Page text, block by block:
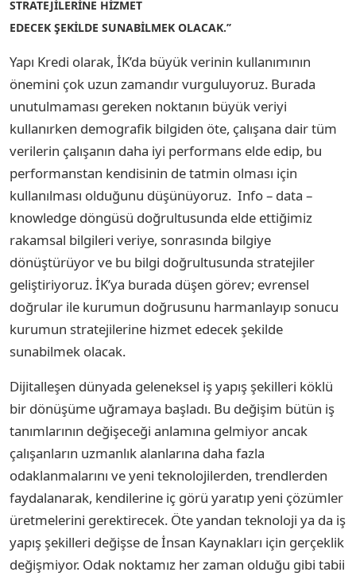
STRATEJİLERİNE HİZMET
EDECEK ŞEKİLDE SUNABİLMEK OLACAK.’’
Yapı Kredi olarak, İK’da büyük verinin kullanımının
önemini çok uzun zamandır vurguluyoruz. Burada
unutulmaması gereken noktanın büyük veriyi
kullanırken demografik bilgiden öte, çalışana dair tüm
verilerin çalışanın daha iyi performans elde edip, bu
performanstan kendisinin de tatmin olması için
kullanılması olduğunu düşünüyoruz. Info – data –
knowledge döngüsü doğrultusunda elde ettiğimiz
rakamsal bilgileri veriye, sonrasında bilgiye
dönüştürüyor ve bu bilgi doğrultusunda stratejiler
geliştiriyoruz. İK’ya burada düşen görev; evrensel
doğrular ile kurumun doğrusunu harmanlayıp sonucu
kurumun stratejilerine hizmet edecek şekilde
sunabilmek olacak.
Dijitalleşen dünyada geleneksel iş yapış şekilleri köklü
bir dönüşüme uğramaya başladı. Bu değişim bütün iş
tanımlarının değişeceği anlamına gelmiyor ancak
çalışanların uzmanlık alanlarına daha fazla
odaklanmalarını ve yeni teknolojilerden, trendlerden
faydalanarak, kendilerine iç görü yaratıp yeni çözümler
üretmelerini gerektirecek. Öte yandan teknoloji ya da iş
yapış şekilleri değişse de İnsan Kaynakları için gerçeklik
değişmiyor. Odak noktamız her zaman olduğu gibi tabii